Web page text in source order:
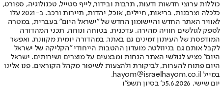
כוללות ערוצי חדשות ודעות, תרבות ובידור, לייף סטייל, טכנולוגיה, ספורט,
כלכלה וצרכנות, בריאות, חיילים, אוכל, יהדות, תיירות ורכב. ב-2021 עלו
לאוויר האתר החדש והיישומון החדש של "ישראל היום" בעברית, במטרה
לספק לגולשים חוויה מהירה, עדכנית, בטוחה ונוחה. תכני המהדורה
המודפסת של העיתון זמינים גם באתר, במהדורה יומית מקוונת, ואפשר
לקבל אותם גם בניוזלטר. מועדון ההטבות הייחודי "הקליקה של ישראל
היום" מציע לגולשי האתר הנחות ומבצעים על מוצרים ושירותים. ישראל
היום פתוח להערות, לביקורת ולהצעות לשיפור מקהל הקוראים. פנו אלינו
במייל hayom@israelhayom.co.il.
יום שישי, 5.6.2026
כ' בסיון תשפ"ו